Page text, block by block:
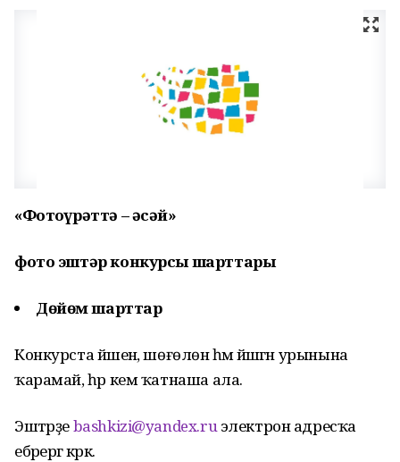
«Фотоһүрәттә – әсәй»
фото эштәр конкурсы шарттары
Дөйөм шарттар
Конкурста йәшенә, шөғөлөнә һәм йәшәгән урынына
ҡарамай, һәр кем ҡатнаша ала.
Эштәрҙеbashkizi@yandex.ruэлектрон адресҡа
ебәрергә кәрәк.